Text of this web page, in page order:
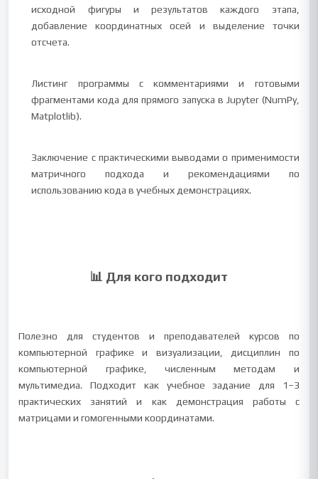
исходной фигуры и результатов каждого этапа,
добавление координатных осей и выделение точки
отсчета.
Листинг программы с комментариями и готовыми
фрагментами кода для прямого запуска в Jupyter (NumPy,
Matplotlib).
Заключение с практическими выводами о применимости
матричного подхода и рекомендациями по
использованию кода в учебных демонстрациях.
📊 Для кого подходит
Полезно для студентов и преподавателей курсов по
компьютерной графике и визуализации, дисциплин по
компьютерной графике, численным методам и
мультимедиа. Подходит как учебное задание для 1–3
практических занятий и как демонстрация работы с
матрицами и гомогенными координатами.